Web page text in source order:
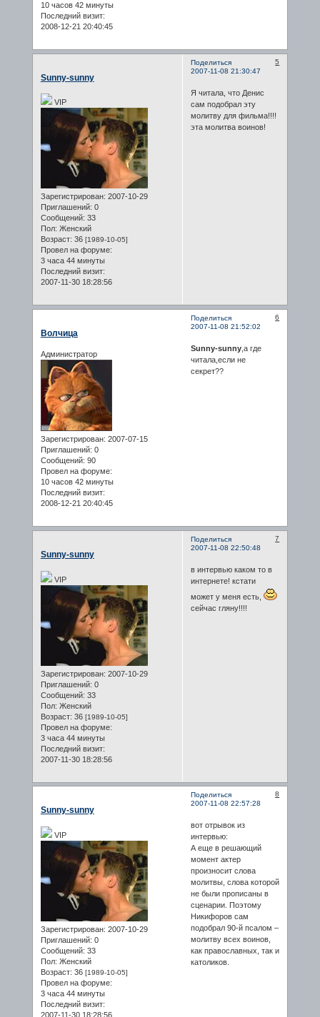
10 часов 42 минуты
Последний визит:
2008-12-21 20:40:45
Поделиться
5
2007-11-08 21:30:47
Sunny-sunny
VIP
Зарегистрирован: 2007-10-29
Приглашений: 0
Сообщений: 33
Пол: Женский
Возраст: 36 [1989-10-05]
Провел на форуме:
3 часа 44 минуты
Последний визит:
2007-11-30 18:28:56
Я читала, что Денис
сам подобрал эту
молитву для фильма!!!!
эта молитва воинов!
Поделиться
6
2007-11-08 21:52:02
Волчица
Администратор
Зарегистрирован: 2007-07-15
Приглашений: 0
Сообщений: 90
Провел на форуме:
10 часов 42 минуты
Последний визит:
2008-12-21 20:40:45
Sunny-sunny,а где
читала,если не
секрет??
Поделиться
7
2007-11-08 22:50:48
Sunny-sunny
VIP
Зарегистрирован: 2007-10-29
Приглашений: 0
Сообщений: 33
Пол: Женский
Возраст: 36 [1989-10-05]
Провел на форуме:
3 часа 44 минуты
Последний визит:
2007-11-30 18:28:56
в интервью каком то в
интернете! кстати
может у меня есть,
сейчас гляну!!!!
Поделиться
8
2007-11-08 22:57:28
Sunny-sunny
VIP
Зарегистрирован: 2007-10-29
Приглашений: 0
Сообщений: 33
Пол: Женский
Возраст: 36 [1989-10-05]
Провел на форуме:
3 часа 44 минуты
Последний визит:
2007-11-30 18:28:56
вот отрывок из
интервью:
А еще в решающий
момент актер
произносит слова
молитвы, слова которой
не были прописаны в
сценарии. Поэтому
Никифоров сам
подобрал 90-й псалом –
молитву всех воинов,
как православных, так и
католиков.